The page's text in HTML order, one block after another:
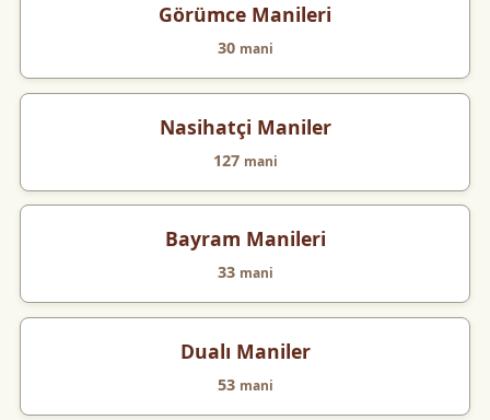
Görümce Manileri
30 mani
Nasihatçi Maniler
127 mani
Bayram Manileri
33 mani
Dualı Maniler
53 mani